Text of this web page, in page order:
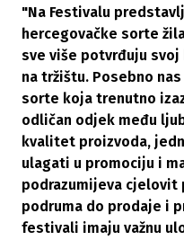
"Na Festivalu
hercegovačke sorte
sve više potvrđuju
na tržištu. Posebno
sorte koja trenutno
odličan odjek među
kvalitet proizvoda,
ulagati u promociju i
podrazumijeva cjelovit
podruma do prodaje i
festivali imaju važnu